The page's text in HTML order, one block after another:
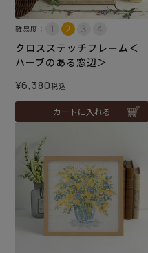
難易度：
クロスステッチフレーム＜
ハーブのある窓辺＞
¥6,380税込
カートに入れる